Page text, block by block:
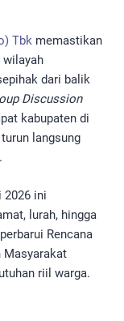
Tbk memastikan
wilayah
dari balik
Discussion
kabupaten di
langsung
2026 ini
lurah, hingga
Rencana
Masyarakat
riil warga.